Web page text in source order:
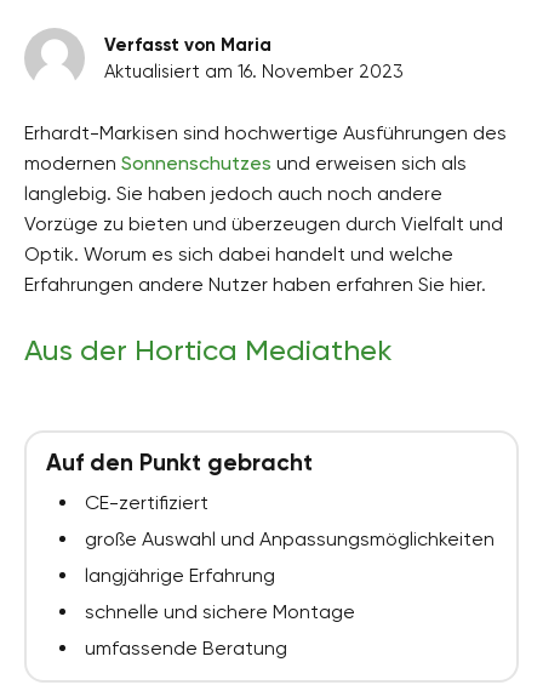
Verfasst von Maria
Aktualisiert am 16. November 2023
Erhardt-Markisen sind hochwertige Ausführungen des
modernen Sonnenschutzes und erweisen sich als
langlebig. Sie haben jedoch auch noch andere
Vorzüge zu bieten und überzeugen durch Vielfalt und
Optik. Worum es sich dabei handelt und welche
Erfahrungen andere Nutzer haben erfahren Sie hier.
Aus der Hortica Mediathek
Auf den Punkt gebracht
CE-zertifiziert
große Auswahl und Anpassungsmöglichkeiten
langjährige Erfahrung
schnelle und sichere Montage
umfassende Beratung